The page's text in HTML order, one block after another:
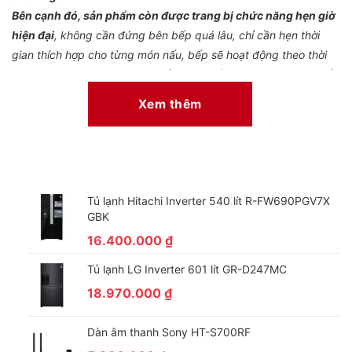
Bên cạnh đó, sản phẩm còn được trang bị chức năng hẹn giờ
hiện đại, không cần đứng bên bếp quá lâu, chỉ cần hẹn thời
gian thích hợp cho từng món nấu, bếp sẽ hoạt động theo thời
gian đã hẹn, làm chín thực phẩm và tự tắt khi quá trình hẹn kết
Xem thêm
Tủ lạnh Hitachi Inverter 540 lít R-FW690PGV7X
GBK
16.400.000 ₫
Tủ lạnh LG Inverter 601 lít GR-D247MC
18.970.000 ₫
Dàn âm thanh Sony HT-S700RF